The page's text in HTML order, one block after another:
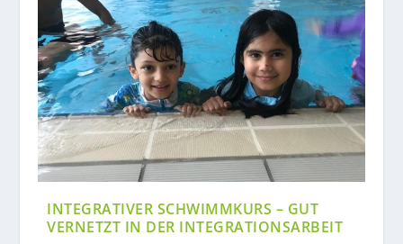
INTEGRATIVER SCHWIMMKURS – GUT
VERNETZT IN DER INTEGRATIONSARBEIT